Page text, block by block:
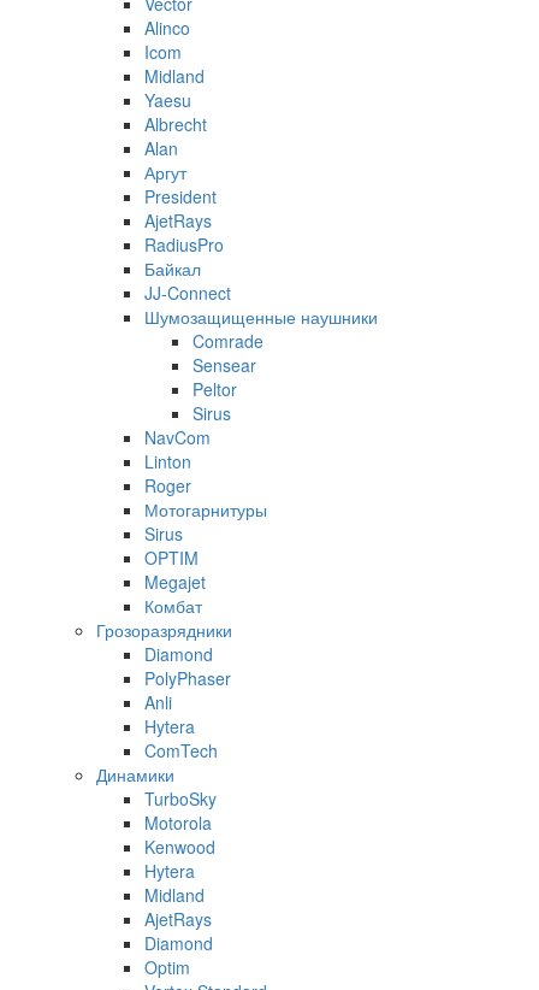
Alinco
Icom
Midland
Yaesu
Albrecht
Alan
Аргут
President
AjetRays
RadiusPro
Байкал
JJ-Connect
Шумозащищенные наушники
Comrade
Sensear
Peltor
Sirus
NavCom
Linton
Roger
Мотогарнитуры
Sirus
OPTIM
Megajet
Комбат
Грозоразрядники
Diamond
PolyPhaser
Anli
Hytera
ComTech
Динамики
TurboSky
Motorola
Kenwood
Hytera
Midland
AjetRays
Diamond
Optim